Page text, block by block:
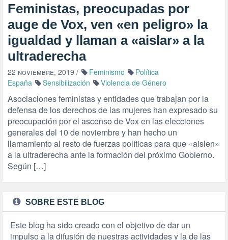
Feministas, preocupadas por
auge de Vox, ven «en peligro» la
igualdad y llaman a «aislar» a la
ultraderecha
22 noviembre, 2019 / Feminismo
Política
España
Sensibilización Violencia de Género
Asociaciones feministas y entidades que trabajan por la
defensa de los derechos de las mujeres han expresado su
preocupación por el ascenso de Vox en las elecciones
generales del 10 de noviembre y han hecho un
llamamiento al resto de fuerzas políticas para que «aislen»
a la ultraderecha ante la formación del próximo Gobierno.
Según […]
SOBRE ESTE BLOG
Este blog ha sido creado con el objetivo de dar un
impulso a la difusión de nuestras actividades y la de las